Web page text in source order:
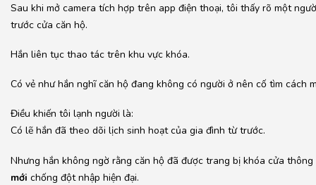
Sau khi mở camera tích hợp trên app điện thoại, tôi thấy rõ một
trước cửa căn hộ.
Hắn liên tục thao tác trên khu vực khóa.
Có vẻ như hắn nghĩ căn hộ đang không có người ở nên cố tìm cách
Điều khiến tôi lạnh người là:
Có lẽ hắn đã theo dõi lịch sinh hoạt của gia đình từ trước.
Nhưng hắn không ngờ rằng căn hộ đã được trang bị khóa cửa
mới chống đột nhập hiện đại.